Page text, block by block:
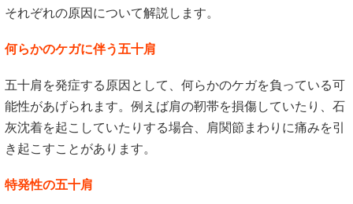
それぞれの原因について解説します。
何らかのケガに伴う五十肩
五十肩を発症する原因として、何らかのケガを負っている可
能性があげられます。例えば肩の靭帯を損傷していたり、石
灰沈着を起こしていたりする場合、肩関節まわりに痛みを引
き起こすことがあります。
特発性の五十肩